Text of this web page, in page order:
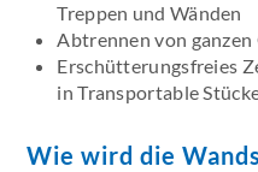
Treppen und Wänden
Abtrennen von
Erschütterungsfreies
in Transportable
Wie wird die